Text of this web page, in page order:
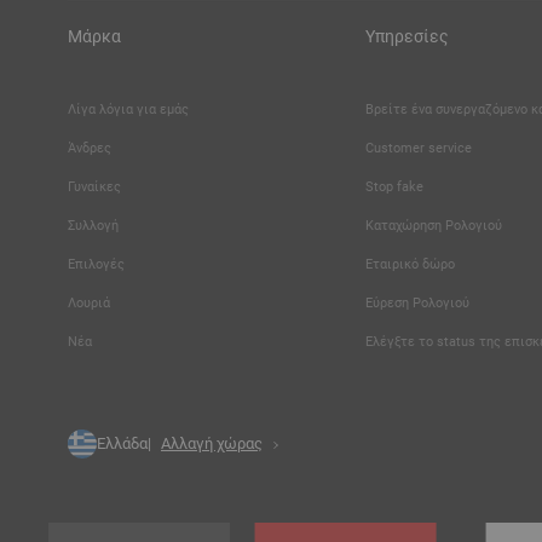
Μάρκα
Λίγα λόγια για εμάς
Άνδρες
Γυναίκες
Συλλογή
Επιλογές
Λουριά
Νέα
Υπηρεσίες
Βρείτε ένα συνεργαζόμενο
Customer service
Stop fake
Καταχώρηση Ρολογιού
Εταιρικό δώρο
Εύρεση Ρολογιού
Ελέγξτε το status της
Ελλάδα Αλλαγή χώρας